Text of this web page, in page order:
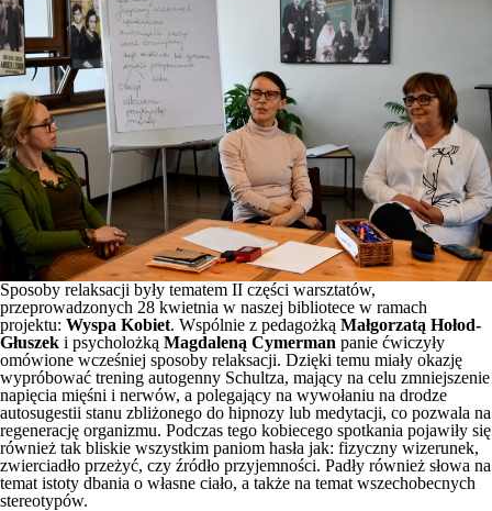
Sposoby relaksacji były tematem II części warsztatów,
przeprowadzonych 28 kwietnia w naszej bibliotece w ramach
projektu: Wyspa Kobiet. Wspólnie z pedagożką Małgorzatą Hołod-
Głuszek i psycholożką Magdaleną Cymerman panie ćwiczyły
omówione wcześniej sposoby relaksacji. Dzięki temu miały okazję
wypróbować trening autogenny Schultza, mający na celu zmniejszenie
napięcia mięśni i nerwów, a polegający na wywołaniu na drodze
autosugestii stanu zbliżonego do hipnozy lub medytacji, co pozwala na
regenerację organizmu. Podczas tego kobiecego spotkania pojawiły się
również tak bliskie wszystkim paniom hasła jak: fizyczny wizerunek,
zwierciadło przeżyć, czy źródło przyjemności. Padły również słowa na
temat istoty dbania o własne ciało, a także na temat wszechobecnych
stereotypów.